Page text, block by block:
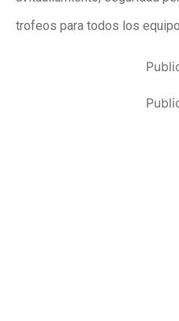
trofeos para todos los